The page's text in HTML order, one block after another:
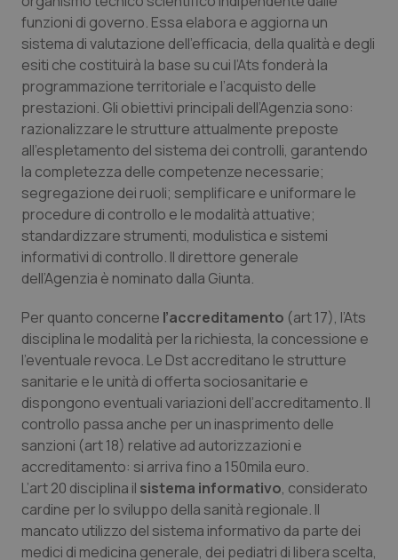
funzioni di governo. Essa elabora e aggiorna un
sistema di valutazione dell’efficacia, della qualità e degli
esiti che costituirà la base su cui l’Ats fonderà la
programmazione territoriale e l’acquisto delle
prestazioni. Gli obiettivi principali dell’Agenzia sono:
razionalizzare le strutture attualmente preposte
all’espletamento del sistema dei controlli, garantendo
la completezza delle competenze necessarie;
segregazione dei ruoli; semplificare e uniformare le
procedure di controllo e le modalità attuative;
standardizzare strumenti, modulistica e sistemi
informativi di controllo. Il direttore generale
dell’Agenzia è nominato dalla Giunta.
Per quanto concerne l’accreditamento (art 17), l’Ats
disciplina le modalità per la richiesta, la concessione e
l’eventuale revoca. Le Dst accreditano le strutture
sanitarie e le unità di offerta sociosanitarie e
dispongono eventuali variazioni dell’accreditamento. Il
controllo passa anche per un inasprimento delle
sanzioni (art 18) relative ad autorizzazioni e
accreditamento: si arriva fino a 150mila euro.
L’art 20 disciplina il sistema informativo, considerato
cardine per lo sviluppo della sanità regionale. Il
mancato utilizzo del sistema informativo da parte dei
medici di medicina generale, dei pediatri di libera scelta,
Necessari Statistici Marketing
I cookie necessari contribuiscono a rendere fruibile il
sito web abilitandone funzionalità di base quali la
navigazione sulle pagine e l'accesso alle aree
protette del sito. Il sito web non è in grado di
funzionare correttamente senza questi cookie.
Fornitore Dominio
VISITOR_PRIVACY_METADATA
YouTube
.youtube.com
CookieScriptConsent
CookieScript
www.quotidianosanita.it